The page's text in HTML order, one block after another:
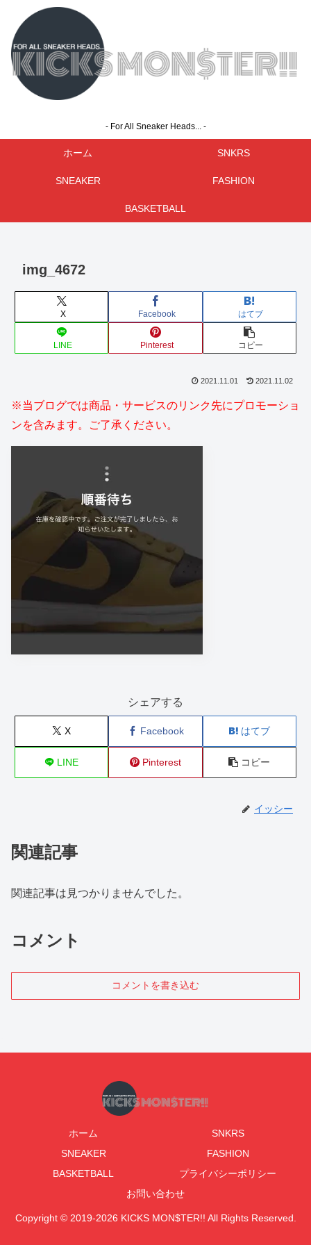
- For All Sneaker Heads... -
ホーム SNKRS
SNEAKER FASHION
BASKETBALL
img_4672
X Facebook はてブ
LINE Pinterest コピー
2021.11.01 2021.11.02
※当ブログでは商品・サービスのリンク先にプロモーショ
ンを含みます。ご了承ください。
シェアする
X Facebook はてブ
LINE Pinterest コピー
イッシー
関連記事
関連記事は見つかりませんでした。
コメント
コメントを書き込む
ホーム
SNKRS
SNEAKER
FASHION
BASKETBALL
プライバシーポリシー
お問い合わせ
Copyright © 2019-2026 KICKS MON$TER!! All Rights Reserved.